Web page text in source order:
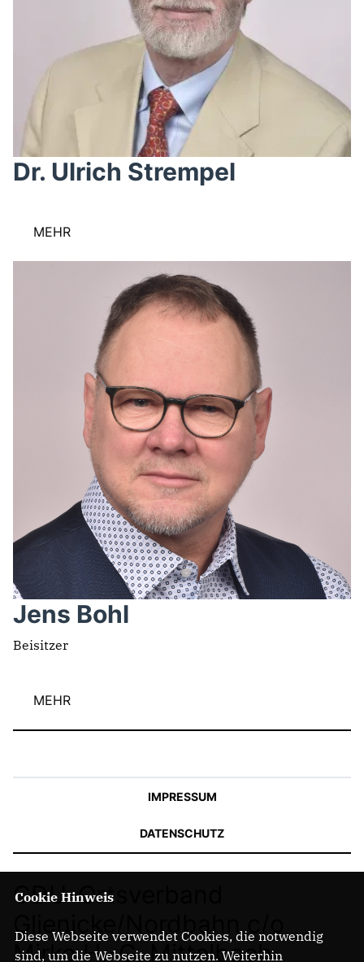
Dr. Ulrich Strempel
MEHR
Jens Bohl
Beisitzer
MEHR
IMPRESSUM
DATENSCHUTZ
CDU-Ortsverband
Glienicke/Nordbahn c/o
Mirko H.-G. Mittelbach
Cookie Hinweis
Diese Webseite verwendet Cookies, die notwendig
sind, um die Webseite zu nutzen. Weiterhin